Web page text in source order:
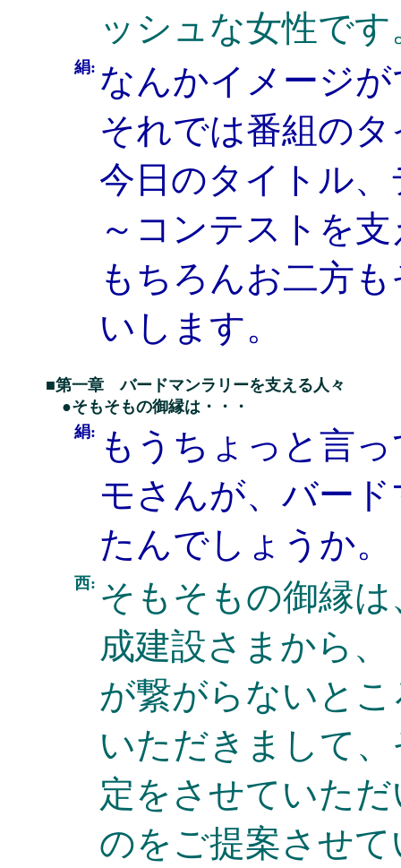
ッシュな女性です
絹: なんかイメージ
それでは番組の
今日のタイトル
～コンテストを
もちろんお二方
いします。
■第一章 バードマンラリーを支える人々
●そもそもの御縁は・・・
絹: もうちょっと言
モさんが、バー
たんでしょうか。
西: そもそもの御縁
成建設さまから
が繋がらないと
いただきまして
定をさせていた
のをご提案させ